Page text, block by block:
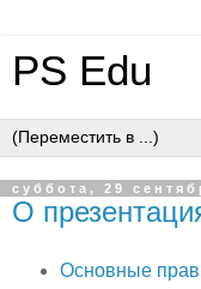
PS Edu
суббота, 29
О
Основные